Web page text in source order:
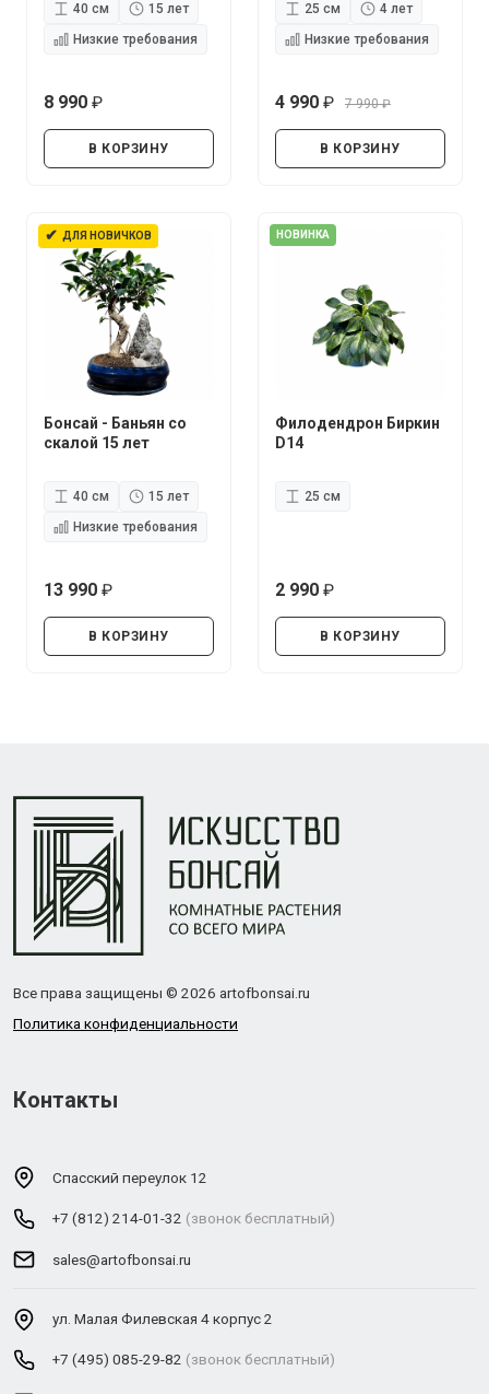
40 см
15 лет
Низкие требования
8 990
В КОРЗИНУ
25 см
4 лет
Низкие требования
4 990
7 990
В КОРЗИНУ
✔ ДЛЯ НОВИЧКОВ
Бонсай - Баньян со
скалой 15 лет
40 см
15 лет
Низкие требования
13 990
В КОРЗИНУ
НОВИНКА
Филодендрон Биркин
D14
25 см
2 990
В КОРЗИНУ
Все права защищены © 2026 artofbonsai.ru
Политика конфиденциальности
Контакты
Спасский переулок 12
+7 (812) 214-01-32 (звонок бесплатный)
sales@artofbonsai.ru
ул. Малая Филевская 4 корпус 2
+7 (495) 085-29-82 (звонок бесплатный)